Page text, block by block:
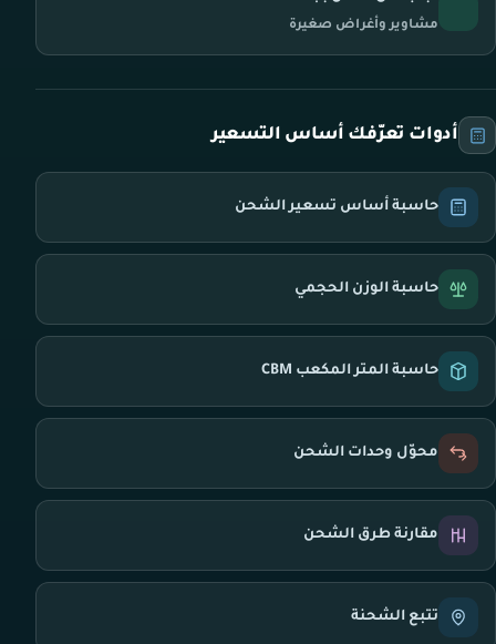
مشاوير وأغراض صغيرة
أدوات تعرّفك أساس التسعير
حاسبة أساس تسعير الشحن
حاسبة الوزن الحجمي
حاسبة المتر المكعب CBM
محوّل وحدات الشحن
مقارنة طرق الشحن
تتبع الشحنة